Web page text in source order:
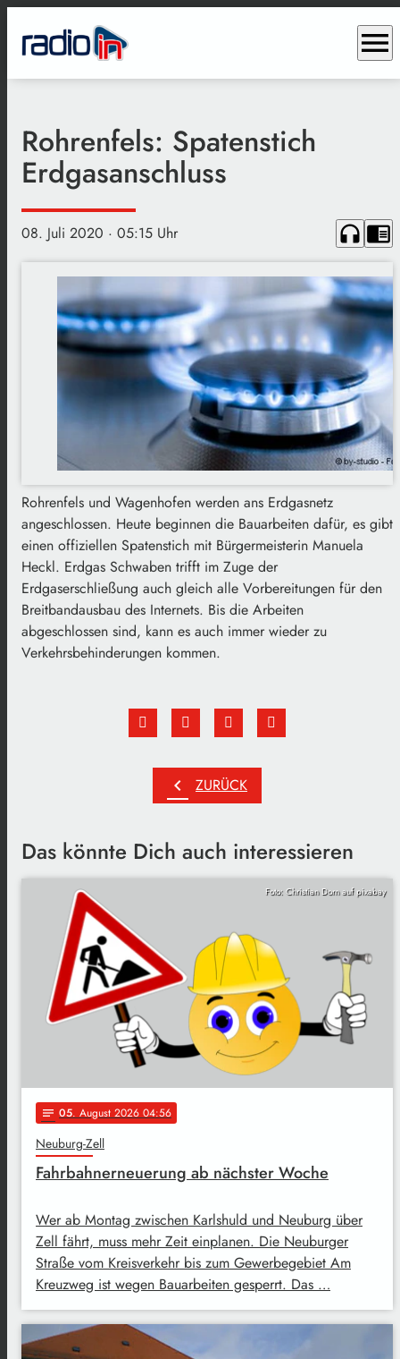
menu
Rohrenfels: Spatenstich
Erdgasanschluss
08. Juli 2020 · 05:15 Uhr headphones chrome_reader_mode
Rohrenfels und Wagenhofen werden ans Erdgasnetz
angeschlossen. Heute beginnen die Bauarbeiten dafür, es gibt
einen offiziellen Spatenstich mit Bürgermeisterin Manuela
Heckl. Erdgas Schwaben trifft im Zuge der
Erdgaserschließung auch gleich alle Vorbereitungen für den
Breitbandausbau des Internets. Bis die Arbeiten
abgeschlossen sind, kann es auch immer wieder zu
Verkehrsbehinderungen kommen.
chevron_left ZURÜCK
Das könnte Dich auch interessieren
Foto: Christian Dorn auf pixabay
notes 05. August 2026 04:56
Neuburg-Zell
Fahrbahnerneuerung ab nächster Woche
Wer ab Montag zwischen Karlshuld und Neuburg über
Zell fährt, muss mehr Zeit einplanen. Die Neuburger
Straße vom Kreisverkehr bis zum Gewerbegebiet Am
Kreuzweg ist wegen Bauarbeiten gesperrt. Das …